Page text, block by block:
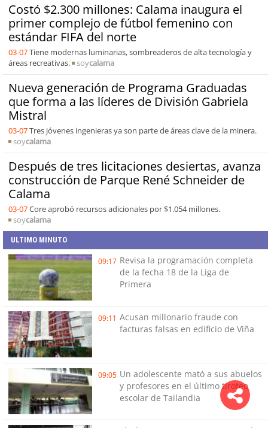
Costó $2.300 millones: Calama inaugura el
primer complejo de fútbol femenino con
estándar FIFA del norte
03-07Tiene modernas luminarias, sombreaderos de alta tecnología y
áreas recreativas.
soycalama
Nueva generación de Programa Graduadas
que forma a las líderes de División Gabriela
Mistral
03-07Tres jóvenes ingenieras ya son parte de áreas clave de la minera.
soycalama
Después de tres licitaciones desiertas, avanza
construcción de Parque René Schneider de
Calama
03-07Core aprobó recursos adicionales por $1.054 millones.
soycalama
ULTIMO MINUTO
09:17 Revisa la programación completa
de la fecha 18 de la Liga de
Primera
09:11 Acusan millonario fraude con
facturas falsas en edificio de Viña
09:05 Un adolescente mató a sus abuelos
y profesores en el último tiroteo
escolar de Tailandia